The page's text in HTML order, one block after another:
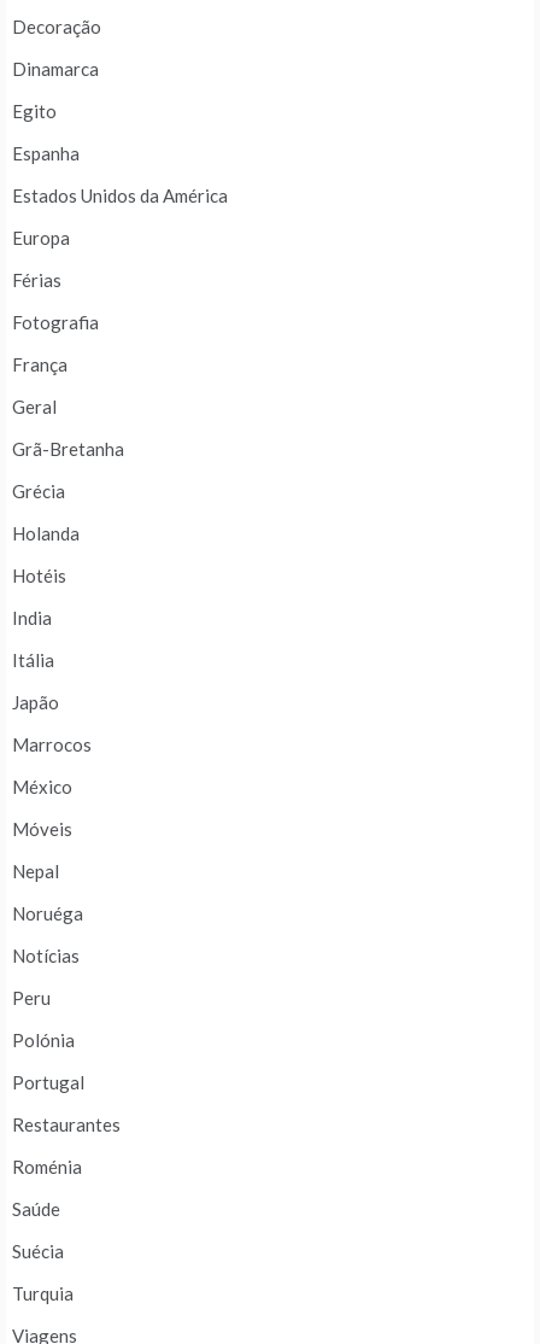
Decoração
Dinamarca
Egito
Espanha
Estados Unidos da América
Europa
Férias
Fotografia
França
Geral
Grã-Bretanha
Grécia
Holanda
Hotéis
India
Itália
Japão
Marrocos
México
Móveis
Nepal
Noruéga
Notícias
Peru
Polónia
Portugal
Restaurantes
Roménia
Saúde
Suécia
Turquia
Viagens